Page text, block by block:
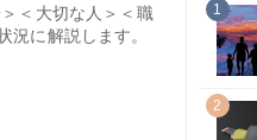
＜大切な人＞＜職
に解説します。
1
2